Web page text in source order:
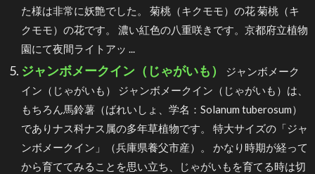
た様は非常に妖艶でした。 菊桃（キクモモ）の花 菊桃（キ
クモモ）の花です。 濃い紅色の八重咲きです。京都府立植物
園にて夜間ライトアッ ...
ジャンボメークイン（じゃがいも）
ジャンボメーク
イン（じゃがいも） ジャンボメークイン（じゃがいも）は、
もちろん馬鈴薯（ばれいしょ、学名：Solanum tuberosum）
でありナス科ナス属の多年草植物です。 特大サイズの「ジャ
ンボメークイン」（兵庫県養父市産）。 かなり時期が経って
から育ててみることを思い立ち、じゃがいもを育てる時は切